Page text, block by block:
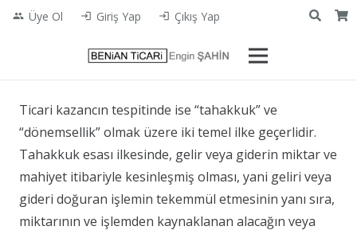
people Üye Ol login Giriş Yap login Çıkış Yap
Ticari kazancın tespitinde ise “tahakkuk” ve
“dönemsellik” olmak üzere iki temel ilke geçerlidir.
Tahakkuk esası ilkesinde, gelir veya giderin miktar ve
mahiyet itibariyle kesinleşmiş olması, yani geliri veya
gideri doğuran işlemin tekemmül etmesinin yanı sıra,
miktarının ve işlemden kaynaklanan alacağın veya